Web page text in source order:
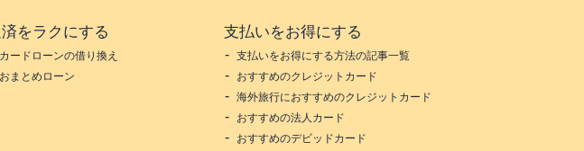
をラクにする
カードローンの借り換え
おまとめローン
支払いをお得にする
支払いをお得にする方法の記事一覧
おすすめのクレジットカード
海外旅行におすすめのクレジットカード
おすすめの法人カード
おすすめのデビッドカード